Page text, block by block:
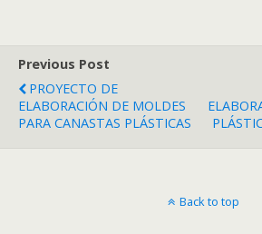
Previous Post
PROYECTO DE
ELABORACIÓN DE MOLDES
PARA CANASTAS PLÁSTICAS
Back to top